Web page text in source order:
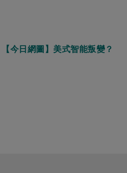
【今日網圖】美式智能叛變？